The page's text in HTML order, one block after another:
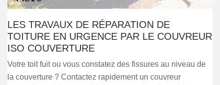
LES TRAVAUX DE RÉPARATION DE
TOITURE EN URGENCE PAR LE COUVREUR
ISO COUVERTURE
Votre toit fuit ou vous constatez des fissures au niveau de
la couverture ? Contactez rapidement un couvreur